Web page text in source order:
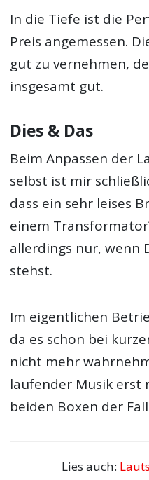
In die Tiefe ist die
Preis angemessen.
gut zu vernehmen,
insgesamt gut.
Dies & Das
Beim Anpassen der
selbst ist mir
dass ein sehr leises
einem
allerdings nur, wenn
stehst.
Im eigentlichen
da es schon bei
nicht mehr
laufender Musik erst
beiden Boxen der
Lies auch: